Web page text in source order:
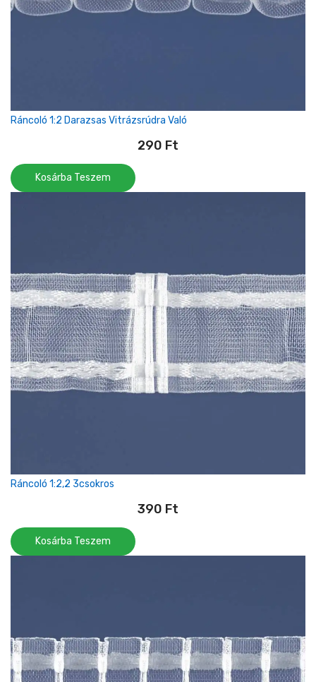
Ráncoló 1:2 Darazsas Vitrázsrúdra Való
290 Ft
Kosárba Teszem
Ráncoló 1:2,2 3csokros
390 Ft
Kosárba Teszem